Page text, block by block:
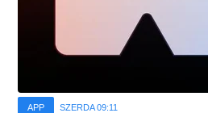
APP SZERDA 09:11